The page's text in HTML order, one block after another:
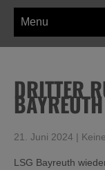
Menu
DRITTER
BAYREUTH
21. Juni 2024 |
LSG Bayreuth